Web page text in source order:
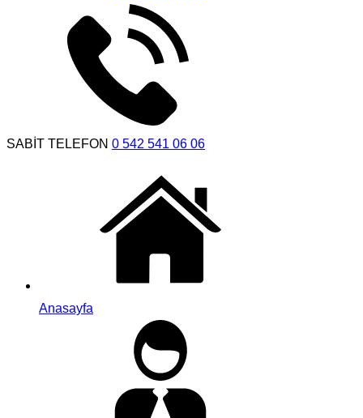
SABİT TELEFON 0 542 541 06 06
Anasayfa